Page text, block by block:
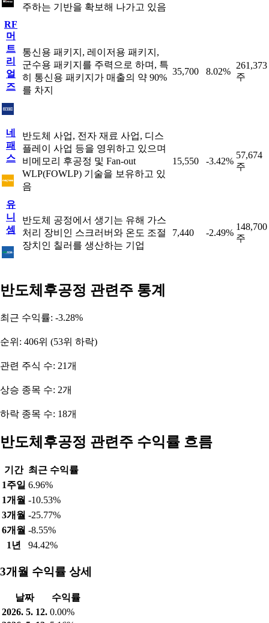
주하는 기반을 확보해 나가고 있음
RF
머
트
리
얼
즈
통신용 패키지, 레이저용 패키지,
군수용 패키지를 주력으로 하며, 특
히 통신용 패키지가 매출의 약 90%
를 차지
35,700 8.02%
261,373
주
네
패
스
반도체 사업, 전자 재료 사업, 디스
플레이 사업 등을 영위하고 있으며
비메모리 후공정 및 Fan-out
WLP(FOWLP) 기술을 보유하고 있
음
15,550 -3.42%
57,674
주
유
니
셈
반도체 공정에서 생기는 유해 가스
처리 장비인 스크러버와 온도 조절
장치인 칠러를 생산하는 기업
7,440 -2.49%
148,700
주
반도체후공정 관련주 통계
최근 수익률: -3.28%
순위: 406위 (53위 하락)
관련 주식 수: 21개
상승 종목 수: 2개
하락 종목 수: 18개
반도체후공정 관련주 수익률 흐름
기간 최근 수익률
1주일 6.96%
1개월 -10.53%
3개월 -25.77%
6개월 -8.55%
1년
94.42%
3개월 수익률 상세
날짜
수익률
2026. 5. 12. 0.00%